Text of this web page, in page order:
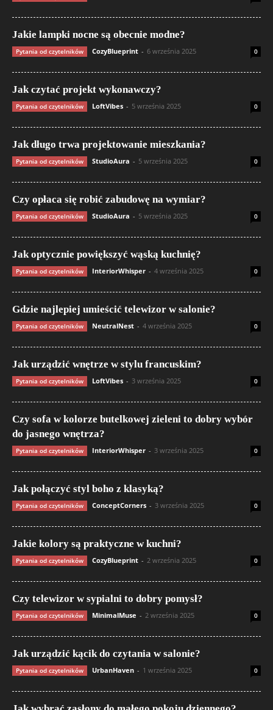
Jakie lampki nocne są obecnie modne?
Pytania od czytelników CozyBlueprint - 6 września 2025 0
Jak czytać projekt wykonawczy?
Pytania od czytelników LoftVibes - 5 września 2025 0
Jak długo trwa projektowanie mieszkania?
Pytania od czytelników StudioAura - 5 września 2025 0
Czy opłaca się robić zabudowę na wymiar?
Pytania od czytelników StudioAura - 5 września 2025 0
Jak optycznie powiększyć wąską kuchnię?
Pytania od czytelników InteriorWhisper - 4 września 2025 0
Gdzie najlepiej umieścić telewizor w salonie?
Pytania od czytelników NeutralNest - 4 września 2025 0
Jak urządzić wnętrze w stylu francuskim?
Pytania od czytelników LoftVibes - 3 września 2025 0
Czy sofa w kolorze butelkowej zieleni to dobry wybór
do jasnego wnętrza?
Pytania od czytelników InteriorWhisper - 3 września 2025 0
Jak połączyć styl boho z klasyką?
Pytania od czytelników ConceptCorners - 3 września 2025 0
Jakie kolory są praktyczne w kuchni?
Pytania od czytelników CozyBlueprint - 2 września 2025 0
Czy telewizor w sypialni to dobry pomysł?
Pytania od czytelników MinimalMuse - 2 września 2025 0
Jak urządzić kącik do czytania w salonie?
Pytania od czytelników UrbanHaven - 1 września 2025 0